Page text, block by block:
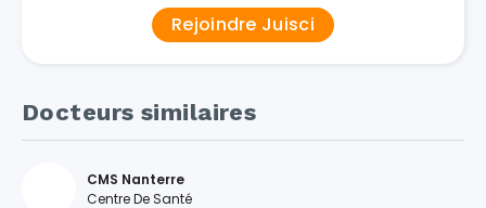
Rejoindre Juisci
Docteurs similaires
CMS Nanterre
Centre De Santé